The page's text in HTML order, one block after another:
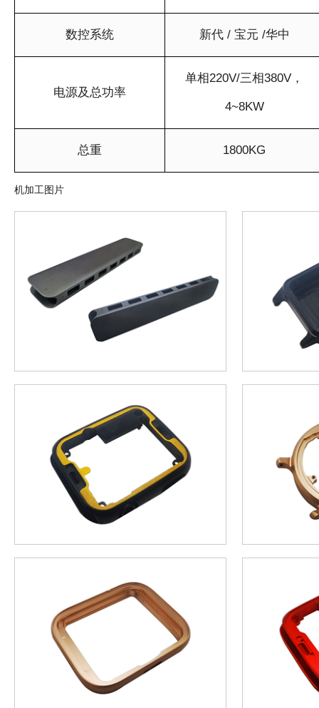
数控系统 新代 / 宝元 /华中
电源及总功率
单相220V/三相380V，
4~8KW
总重 1800KG
机加工图片